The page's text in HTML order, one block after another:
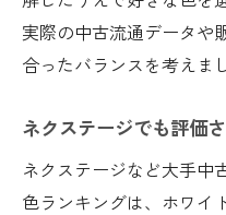
実際の中古流通データや
合ったバランスを考えま
ネクステージでも評価
ネクステージなど大手中
色ランキングは、ホワイ